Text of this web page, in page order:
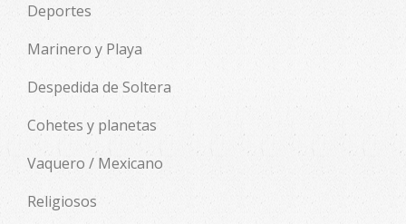
Deportes
Marinero y Playa
Despedida de Soltera
Cohetes y planetas
Vaquero / Mexicano
Religiosos